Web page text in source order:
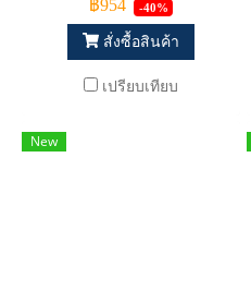
฿954 -40%
สั่งซื้อสินค้า
เปรียบเทียบ
New